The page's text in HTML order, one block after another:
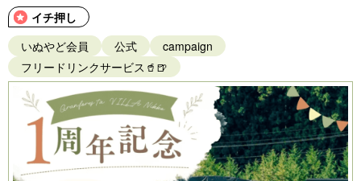
イチ押し
いぬやど会員
公式
campaign
フリードリンクサービス🥤🍺